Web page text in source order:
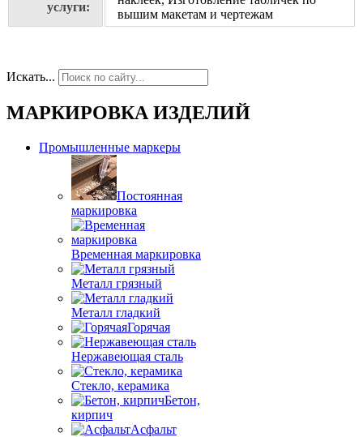
услуги:
вышим макетам и чертежам
Искать...
МАРКИРОВКА ИЗДЕЛИЙ
Промышленные маркеры
Постоянная
маркировка
Временная маркировка
Металл грязный
Металл гладкий
Горячая
Нержавеющая сталь
Стекло, керамика
Бетон,
кирпич
Асфальт